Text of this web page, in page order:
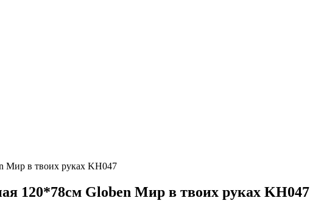
Мир в твоих руках KH047
120*78см Globen Мир в твоих руках KH047